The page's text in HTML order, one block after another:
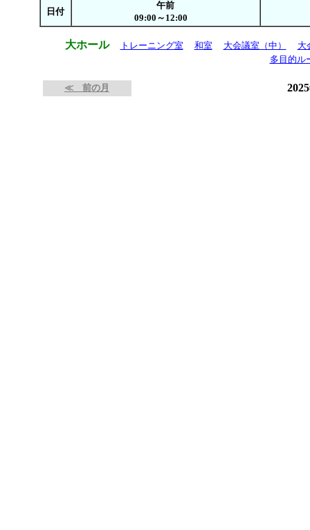
日付
午前
09:00～12:00
大ホール トレーニング室 和室 大会議室（中）
大
多目的ル
≪ 前の月